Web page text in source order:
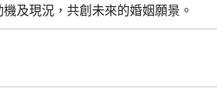
及現況，共創未來的婚姻願景。